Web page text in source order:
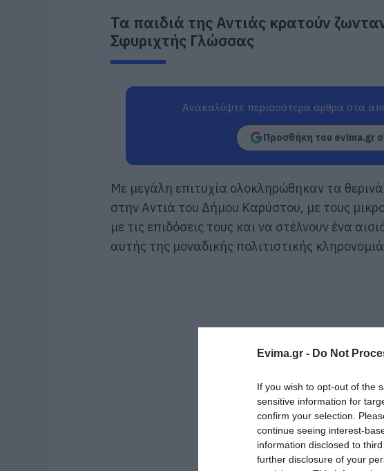
Evima.gr - Do Not
If you wish to opt-out of the
sensitive information for
confirm your selection.
continue seeing interest-
information disclosed to
further disclosure of your
Τα παιδιά της Αντιάς κρατούν
Σφυριχτής Γλώσσας
Ανακαλύψτε περισσότερα άρθρα στα
Προσθήκη του evima.gr
Με μεγάλη επιτυχία ολοκληρώθηκαν τα
στην Αντιά του Δήμου Καρύστου, με τους
με τις επιδόσεις τους και να στέλνουν ένα
αυτής της μοναδικής πολιτιστικής